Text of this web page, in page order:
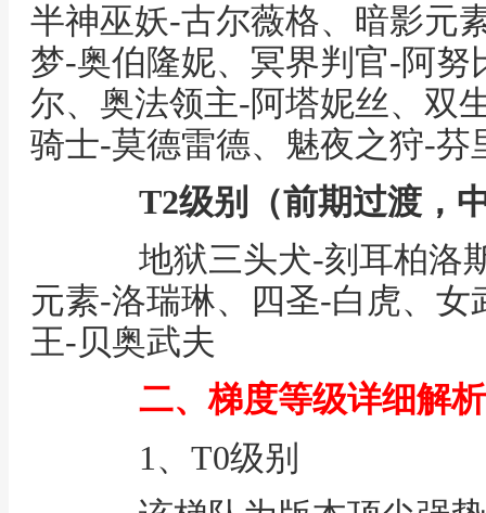
半神巫妖-古尔薇格、暗影元
梦-奥伯隆妮、冥界判官-阿
尔、奥法领主-阿塔妮丝、双
骑士-莫德雷德、魅夜之狩-
T2级别（前期过渡，
地狱三头犬-刻耳柏洛
元素-洛瑞琳、四圣-白虎、
王-贝奥武夫
二、梯度等级详细解析
1、T0级别